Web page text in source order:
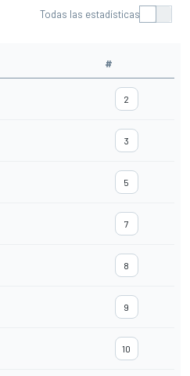
Todas las estadísticas
#
2
3
5
7
8
9
10